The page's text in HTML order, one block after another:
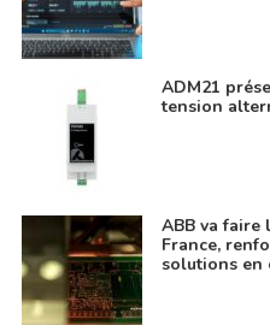
ADM21
tension
ABB va faire
France,
solutions en